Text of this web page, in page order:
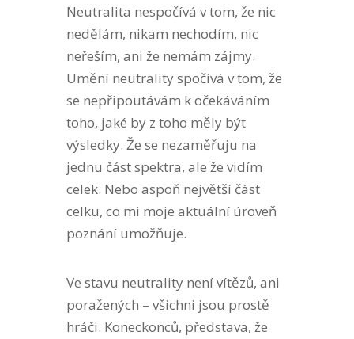
Neutralita nespočívá v tom, že nic
nedělám, nikam nechodím, nic
neřeším, ani že nemám zájmy.
Umění neutrality spočívá v tom, že
se nepřipoutávám k očekáváním
toho, jaké by z toho měly být
výsledky. Že se nezaměřuju na
jednu část spektra, ale že vidím
celek. Nebo aspoň největší část
celku, co mi moje aktuální úroveň
poznání umožňuje.
Ve stavu neutrality není vítězů, ani
poražených – všichni jsou prostě
hráči. Koneckonců, představa, že